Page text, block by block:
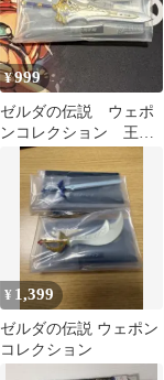
¥999
ゼルダの伝説 ウェポ
ンコレクション 王家
の両手剣
¥ 1,399
ゼルダの伝説 ウェポン
コレクション